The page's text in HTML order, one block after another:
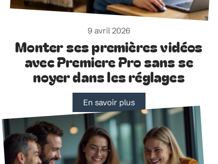
9 avril 2026
Monter ses premières vidéos
avec Premiere Pro sans se
noyer dans les réglages
En savoir plus